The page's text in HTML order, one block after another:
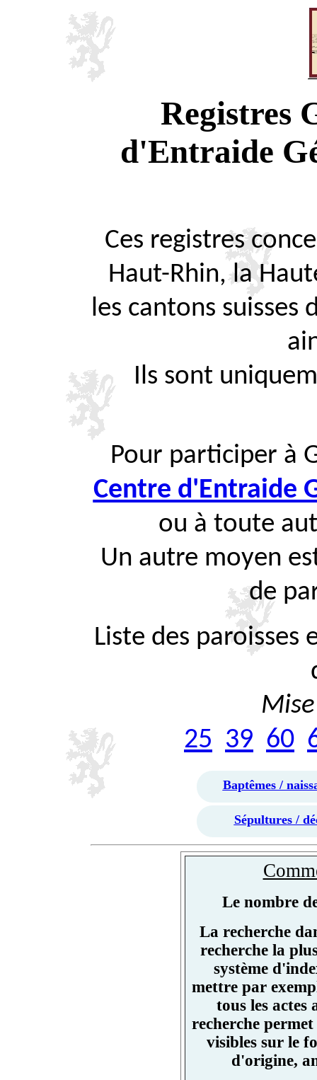
Registres
d'Entraide
Ces registres
Haut-Rhin, la
les cantons suisses
Ils sont
Pour participer à
Centre d'Entraide
ou à toute
Un autre moyen
de
Liste des paroisses
25 39 60
Baptêmes /
Sépultures /
Le nombre
La recherche
recherche la
système
mettre par
tous les
recherche
visibles sur le
d'origine,